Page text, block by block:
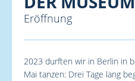
Eröffnung
2023 durften wir in Berlin in
Mai tanzen: Drei Tage lang